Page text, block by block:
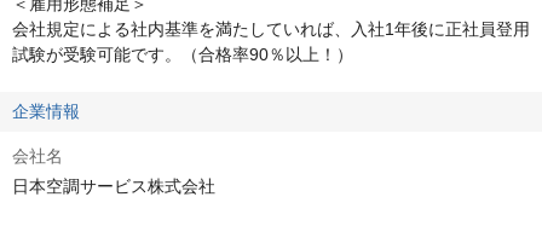
＜雇用形態補足＞
会社規定による社内基準を満たしていれば、入社1年後に正社員登用
試験が受験可能です。（合格率90％以上！）
企業情報
会社名
日本空調サービス株式会社